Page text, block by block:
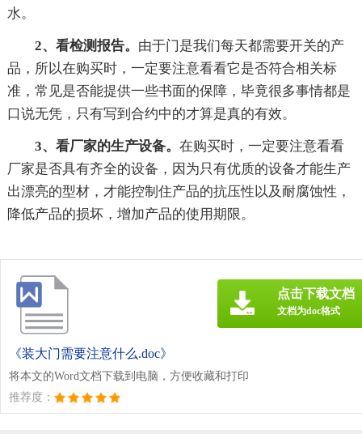
水。
2、看检测报告。 由于门是我们每天都需要开关的产
品，所以在购买时，一定要注意看看它是否符合相关标
准，常见是否能提供一些书面的保障，毕竟很多事情都是
口说无凭，只有写到合约中的才算是真的有效。
3、看厂家的生产设备。 在购买时，一定要注意看看
厂家是否具有齐全的设备，因为只有优质的设备才能生产
出漂亮的型材，才能控制住产品的抗压性以及耐腐蚀性，
降低产品的损坏，增加产品的使用期限。
《装大门需要注意什么.doc》
将本文的Word文档下载到电脑，方便收藏和打印
推荐度：
点击下载文档
文档为doc格式